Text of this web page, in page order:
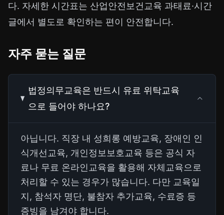
다. 자세한 시간표는 산업안전보건교육 과태료·시간
글에서 별도로 확인하는 편이 안전합니다.
자주 묻는 질문
법정의무교육은 반드시 유료 위탁교육
으로 들어야 하나요?
아닙니다. 직장 내 성희롱 예방교육, 장애인 인
식개선교육, 개인정보보호교육 등은 공식 자
료나 무료 온라인교육을 활용해 자체교육으로
처리할 수 있는 경우가 많습니다. 다만 교육일
지, 참석자 명단, 불참자 추가교육, 수료증 등
증빙을 남겨야 합니다.